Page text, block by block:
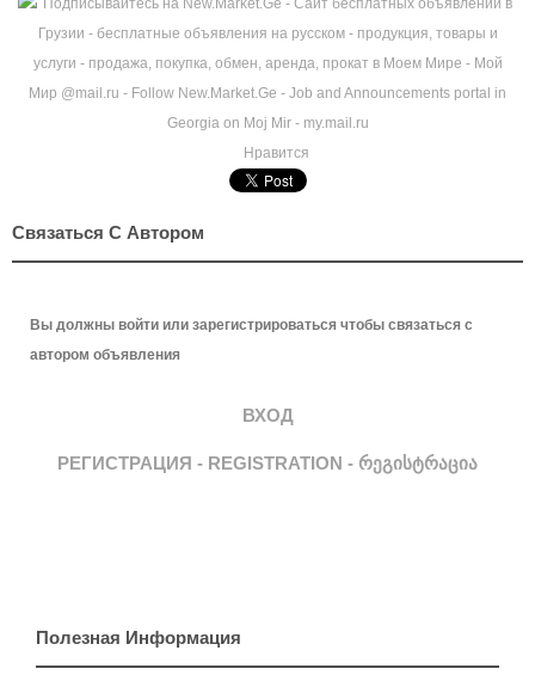
Нравится
Связаться С Автором
Вы должны войти или зарегистрироваться чтобы связаться с
автором объявления
ВХОД
РЕГИСТРАЦИЯ - REGISTRATION - ᲠᲔᲒᲘᲡᲢᲠᲐᲪᲘᲐ
Полезная Информация